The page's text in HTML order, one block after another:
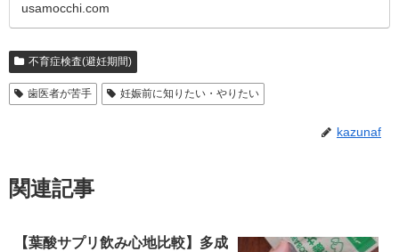
usamocchi.com
不育症検査(避妊期間)
歯医者が苦手 妊娠前に知りたい・やりたい
kazunaf
関連記事
【葉酸サプリ飲み心地比較】多成